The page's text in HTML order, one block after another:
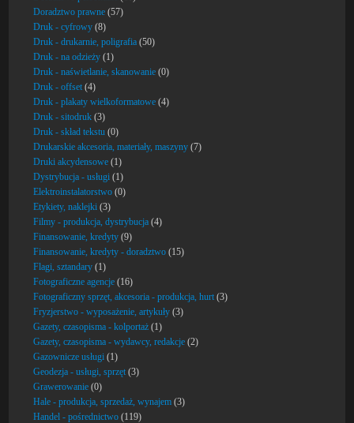
Doradztwo prawne (57)
Druk - cyfrowy (8)
Druk - drukarnie, poligrafia (50)
Druk - na odzieży (1)
Druk - naświetlanie, skanowanie (0)
Druk - offset (4)
Druk - plakaty wielkoformatowe (4)
Druk - sitodruk (3)
Druk - skład tekstu (0)
Drukarskie akcesoria, materiały, maszyny (7)
Druki akcydensowe (1)
Dystrybucja - usługi (1)
Elektroinstalatorstwo (0)
Etykiety, naklejki (3)
Filmy - produkcja, dystrybucja (4)
Finansowanie, kredyty (9)
Finansowanie, kredyty - doradztwo (15)
Flagi, sztandary (1)
Fotograficzne agencje (16)
Fotograficzny sprzęt, akcesoria - produkcja, hurt (3)
Fryzjerstwo - wyposażenie, artykuły (3)
Gazety, czasopisma - kolportaż (1)
Gazety, czasopisma - wydawcy, redakcje (2)
Gazownicze usługi (1)
Geodezja - usługi, sprzęt (3)
Grawerowanie (0)
Hale - produkcja, sprzedaż, wynajem (3)
Handel - pośrednictwo (119)